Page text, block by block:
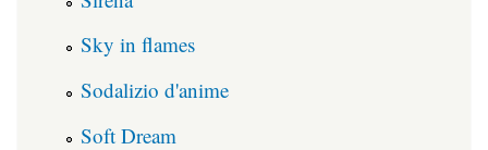
Sky in flames
Sodalizio d'anime
Soft Dream